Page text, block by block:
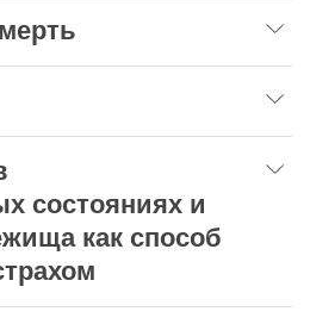
состояниях и
как способ